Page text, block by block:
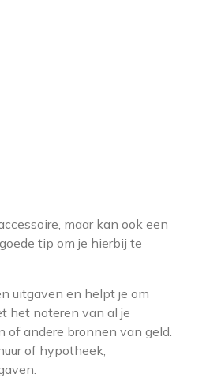
maar kan ook een
tip om je hierbij te
uitgaven en helpt je om
het noteren van al je
of andere bronnen van geld.
of hypotheek,